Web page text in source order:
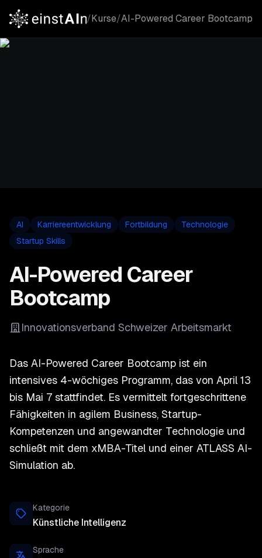
/Kurse/AI-Powered Career Bootcamp
AI Karriereentwicklung Fortbildung
Technologie
Startup Skills
AI-Powered Career
Bootcamp
Innovationsverband Schweizer Arbeitsmarkt
Das AI-Powered Career Bootcamp ist ein
intensives 4-wöchiges Programm, das von April 13
bis Mai 7 stattfindet. Es vermittelt fortgeschrittene
Fähigkeiten in agilem Business, Startup-
Kompetenzen und angewandter Technologie und
schließt mit dem xMBA-Titel und einer ATLASS AI-
Simulation ab.
Kategorie
Künstliche Intelligenz
Sprache